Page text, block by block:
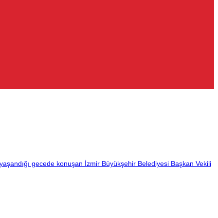
gecede konuşan İzmir Büyükşehir Belediyesi Başkan Vekili